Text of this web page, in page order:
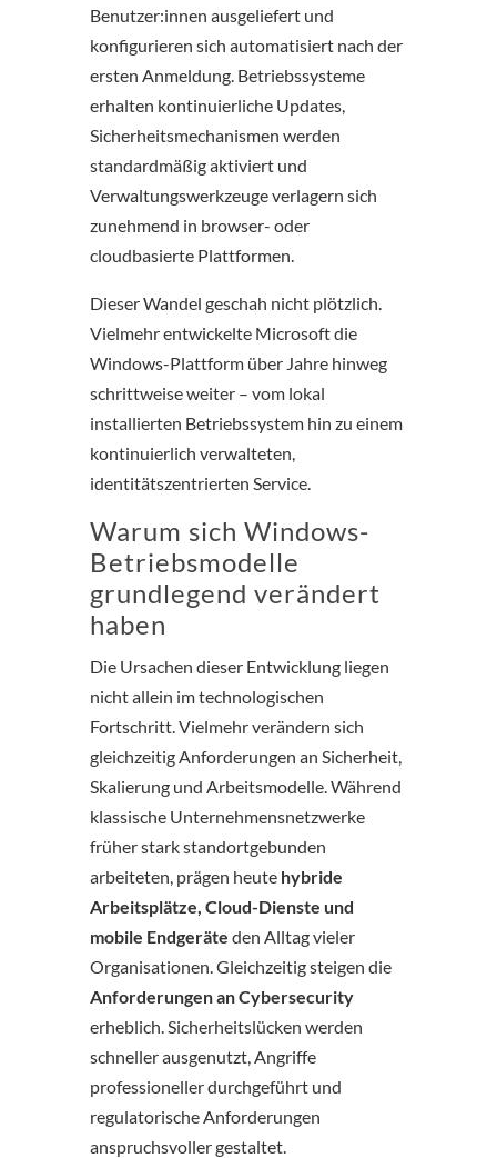
Benutzer:innen ausgeliefert und
konfigurieren sich automatisiert nach der
ersten Anmeldung. Betriebssysteme
erhalten kontinuierliche Updates,
Sicherheitsmechanismen werden
standardmäßig aktiviert und
Verwaltungswerkzeuge verlagern sich
zunehmend in browser- oder
cloudbasierte Plattformen.
Dieser Wandel geschah nicht plötzlich.
Vielmehr entwickelte Microsoft die
Windows-Plattform über Jahre hinweg
schrittweise weiter – vom lokal
installierten Betriebssystem hin zu einem
kontinuierlich verwalteten,
identitätszentrierten Service.
Warum sich Windows-
Betriebsmodelle
grundlegend verändert
haben
Die Ursachen dieser Entwicklung liegen
nicht allein im technologischen
Fortschritt. Vielmehr verändern sich
gleichzeitig Anforderungen an Sicherheit,
Skalierung und Arbeitsmodelle. Während
klassische Unternehmensnetzwerke
früher stark standortgebunden
arbeiteten, prägen heute hybride
Arbeitsplätze, Cloud-Dienste und
mobile Endgeräte den Alltag vieler
Organisationen. Gleichzeitig steigen die
Anforderungen an Cybersecurity
erheblich. Sicherheitslücken werden
schneller ausgenutzt, Angriffe
professioneller durchgeführt und
regulatorische Anforderungen
anspruchsvoller gestaltet.